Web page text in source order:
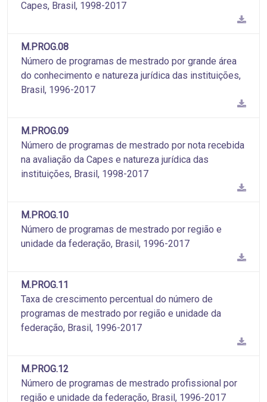
Capes, Brasil, 1998-2017
M.PROG.08
Número de programas de mestrado por grande área
do conhecimento e natureza jurídica das instituições,
Brasil, 1996-2017
M.PROG.09
Número de programas de mestrado por nota recebida
na avaliação da Capes e natureza jurídica das
instituições, Brasil, 1998-2017
M.PROG.10
Número de programas de mestrado por região e
unidade da federação, Brasil, 1996-2017
M.PROG.11
Taxa de crescimento percentual do número de
programas de mestrado por região e unidade da
federação, Brasil, 1996-2017
M.PROG.12
Número de programas de mestrado profissional por
região e unidade da federação, Brasil, 1996-2017